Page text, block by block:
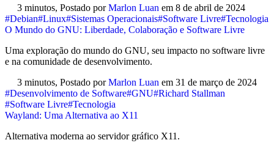
3 minutos, Postado porMarlon Luan em 8 de abril de 2024
#Debian#Linux#Sistemas Operacionais#Software Livre#Tecnologia
O Mundo do GNU: Liberdade, Colaboração e Software Livre
Uma exploração do mundo do GNU, seu impacto no software livre
e na comunidade de desenvolvimento.
3 minutos, Postado porMarlon Luan em 31 de março de 2024
#Desenvolvimento de Software#GNU#Richard Stallman
#Software Livre#Tecnologia
Wayland: Uma Alternativa ao X11
Alternativa moderna ao servidor gráfico X11.